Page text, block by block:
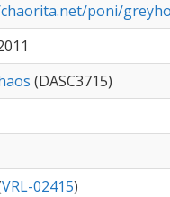
poni/
(DASC3715)
VRL-02415)